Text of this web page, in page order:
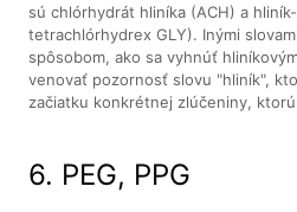
sú chlórhydrát hliníka (ACH) a
tetrachlórhydrex GLY). Inými
spôsobom, ako sa vyhnúť
venovať pozornosť slovu "hliník",
začiatku konkrétnej zlúčeniny,
6. PEG, PPG